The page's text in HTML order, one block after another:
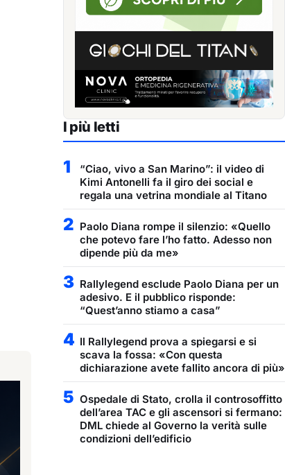
I più letti
1
“Ciao, vivo a San Marino”: il video di
Kimi Antonelli fa il giro dei social e
regala una vetrina mondiale al Titano
2 Paolo Diana rompe il silenzio: «Quello
che potevo fare l’ho fatto. Adesso non
dipende più da me»
3 Rallylegend esclude Paolo Diana per un
adesivo. E il pubblico risponde:
“Quest’anno stiamo a casa”
4 Il Rallylegend prova a spiegarsi e si
scava la fossa: «Con questa
dichiarazione avete fallito ancora di più»
5 Ospedale di Stato, crolla il controsoffitto
dell’area TAC e gli ascensori si fermano:
DML chiede al Governo la verità sulle
condizioni dell’edificio